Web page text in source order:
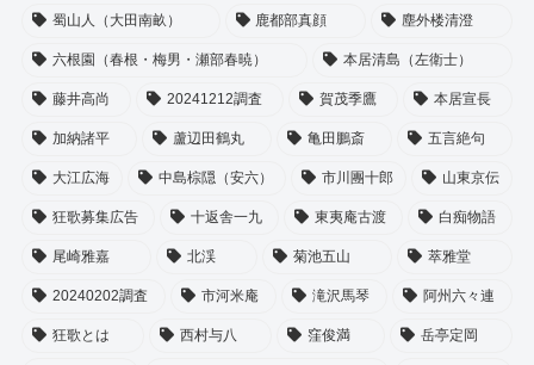
蜀山人（大田南畝） 鹿都部真顔 塵外楼清澄
六根園（春根・梅男・瀬部春暁） 本居清島（左衛士）
藤井高尚 20241212調査 賀茂季鷹 本居宣長
加納諸平 蘆辺田鶴丸 亀田鵬斎 五言絶句
大江広海 中島棕隠（安六） 市川團十郎 山東京伝
狂歌募集広告 十返舎一九 東夷庵古渡 白痴物語
尾崎雅嘉 北渓 菊池五山 萃雅堂
20240202調査 市河米庵 滝沢馬琴 阿州六々連
狂歌とは 西村与八 窪俊満 岳亭定岡